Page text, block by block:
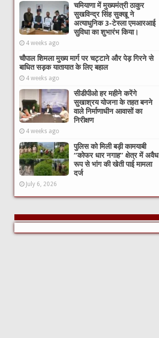
चमियाणा में मुख्यमंत्री ठाकुर
सुखविन्द्र सिंह सुक्खू ने
अत्याधुनिक 3-टेस्ला एमआरआई
सुविधा का शुभारंभ किया।
4 weeks ago
चौपाल शिमला मुख्य मार्ग पर चट्टाने और पेड़ गिरने से
बाधित सड़क यातायात के लिए बहाल
4 weeks ago
सीडीपीओ हर महीने करेंगे
सुखाश्रय योजना के तहत बनने
वाले निर्माणाधीन आवासों का
निरीक्षण
4 weeks ago
पुलिस को मिली बड़ी कामयाबी
“कोफर धार नगाह” क्षेत्र में अवैध
रूप से भांग की खेती पाई मामला
दर्ज
July 6, 2026